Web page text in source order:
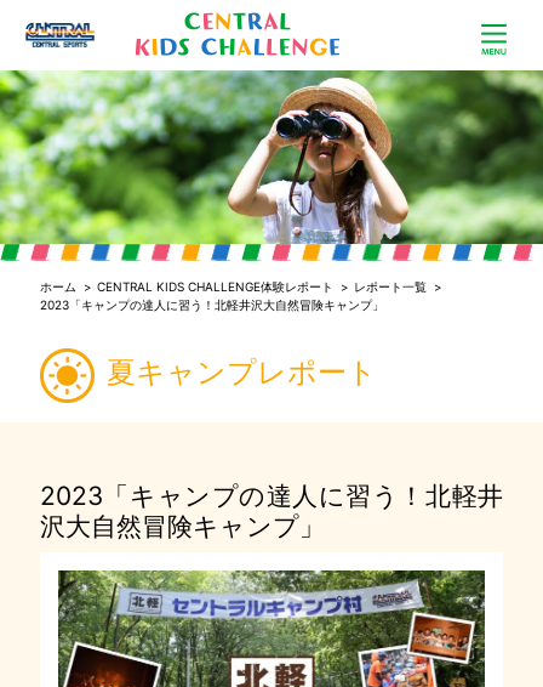
ホーム > CENTRAL KIDS CHALLENGE体験レポート > レポート一覧>
2023「キャンプの達人に習う！北軽井沢大自然冒険キャンプ」
夏キャンプレポート
2023「キャンプの達人に習う！北軽井
沢大自然冒険キャンプ」